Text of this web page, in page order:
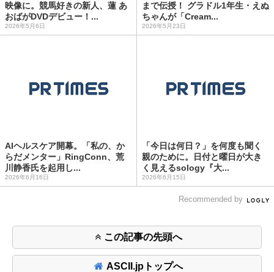
映像に。競馬好きの新人、蓮 あ
おばがDVDデビュー！...
2026年5月6日
まで伝授！ グラドル1年生・えぬ
ちゃんが「Cream...
2026年5月23日
AIヘルスケア開幕。「私の、か
らだメンター」RingConn、荒
川静香氏を起用し...
2026年6月16日
「今日は何日？」を何度も聞く
親のために。日付と曜日が大き
く見えるsology『大...
2026年6月15日
Recommended by
この記事の先頭へ
ASCII.jpトップへ